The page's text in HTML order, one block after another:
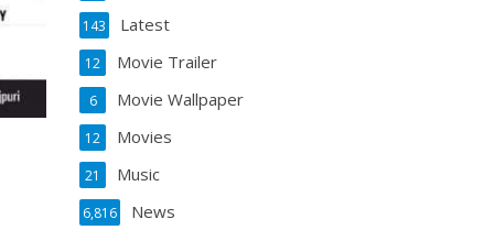
Latest
143
Movie Trailer
12
Movie Wallpaper
6
Movies
12
Music
21
News
6,816